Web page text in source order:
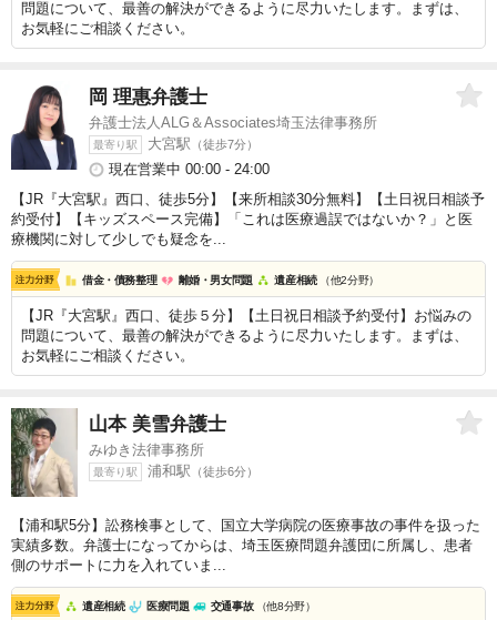
問題について、最善の解決ができるように尽力いたします。まずは、
お気軽にご相談ください。
岡 理惠弁護士
弁護士法人ALG＆Associates埼玉法律事務所
最寄り駅 大宮駅 （徒歩7分）
現在営業中 00:00 - 24:00
【JR『大宮駅』西口、徒歩5分】【来所相談30分無料】【土日祝日相談予
約受付】【キッズスペース完備】「これは医療過誤ではないか？」と医
療機関に対して少しでも疑念を...
借金・債務整理 離婚・男女問題 遺産相続 （他2分野）
【JR『大宮駅』西口、徒歩５分】【土日祝日相談予約受付】お悩みの
問題について、最善の解決ができるように尽力いたします。まずは、
お気軽にご相談ください。
山本 美雪弁護士
みゆき法律事務所
最寄り駅 浦和駅 （徒歩6分）
【浦和駅5分】訟務検事として、国立大学病院の医療事故の事件を扱った
実績多数。弁護士になってからは、埼玉医療問題弁護団に所属し、患者
側のサポートに力を入れていま...
遺産相続 医療問題 交通事故 （他8分野）